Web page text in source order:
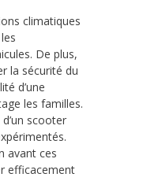
climatiques
De plus,
la sécurité du
d’une
les familles.
scooter
avant ces
efficacement